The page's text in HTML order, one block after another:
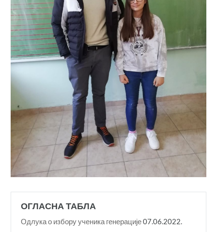
ОГЛАСНА ТАБЛА
Одлука о избору ученика генерације07.06.2022.